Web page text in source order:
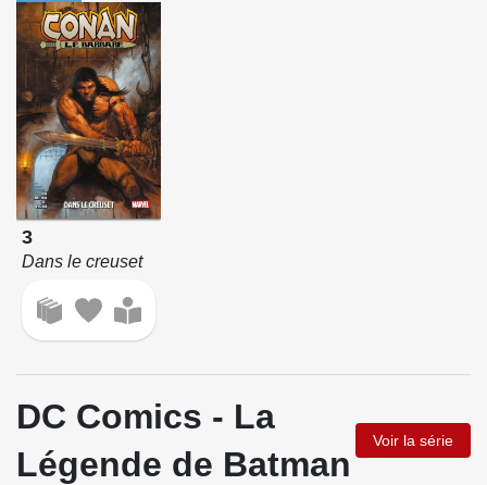
3
Dans le creuset
DC Comics - La
Légende de Batman
Voir la série